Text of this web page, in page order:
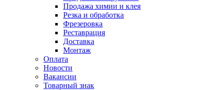
Продажа химии и клея
Резка и обработка
Фрезеровка
Реставрация
Доставка
Монтаж
Оплата
Новости
Вакансии
Товарный знак